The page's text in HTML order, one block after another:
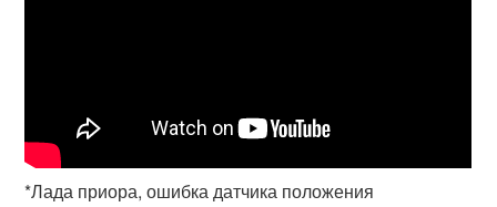
*Лада приора, ошибка датчика положения